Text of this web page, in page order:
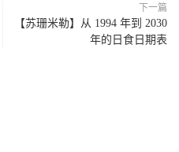
下一篇
【苏珊米勒】从 1994 年到 2030
年的日食日期表